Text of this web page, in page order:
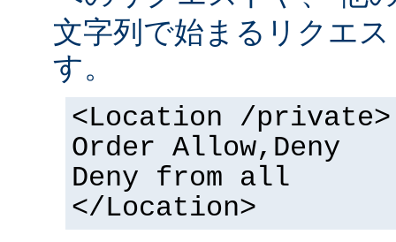
文字列で始まるリクエ
す。
<Location /private>
Order Allow,Deny
Deny from all
</Location>